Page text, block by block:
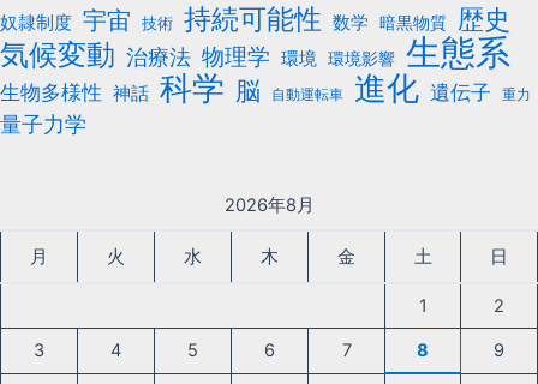
奴隷制度 宇宙 技術 持続可能性 数学 暗黒物質 歴史
気候変動 治療法 物理学 環境 環境影響 生態系
生物多様性 神話 科学 脳 自動運転車 進化 遺伝子 重力
量子力学
2026年8月
月 火 水 木 金 土 日
1 2
3 4 5 6 7 8 9